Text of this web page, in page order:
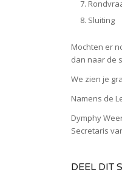
Sluiting
Mochten er
dan naar de
We zien je
Namens de
Dymphy
Secretaris
DEEL DIT